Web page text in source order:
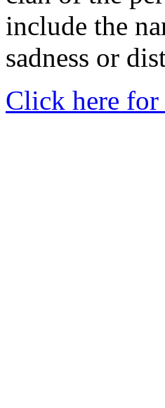
include the
sadness or
Click here